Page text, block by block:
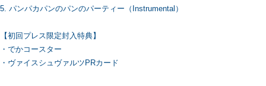
5. パンパカパンのパンのパーティー（Instrumental）
【初回プレス限定封入特典】
・でかコースター
・ヴァイスシュヴァルツPRカード